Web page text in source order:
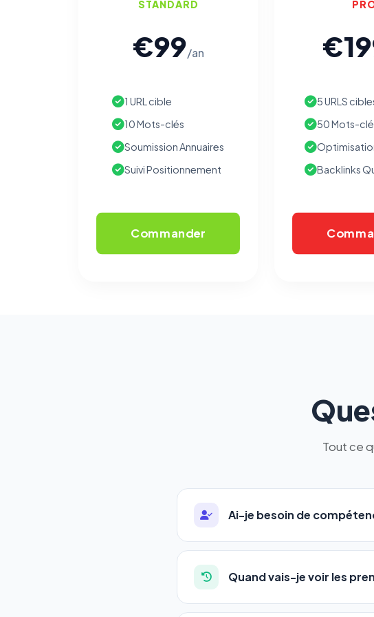
STANDARD
€99/an
1 URL cible
10 Mots-clés
Soumission Annuaires
Suivi Positionnement
Commander
5 URLS
50 Mots-
Backlinks
Tout ce
Ai-je besoin de
Absolument pas. Notre logiciel a
auto-entrepreneurs, PME ou
l'adresse de votre site, décrivez
Quand vais-je voir les
La plupart de nos utilisateurs